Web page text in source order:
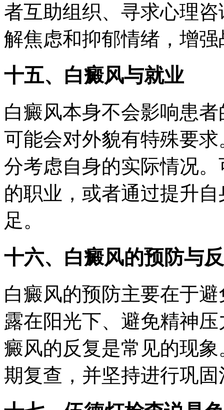
者互助组织、寻求心理
解焦虑和抑郁情绪，增
十五、白癜风与就业
白癜风本身不会影响患
可能会对外貌有特殊要
分考虑自身的实际情况
的职业，或者通过提升
足。
十六、白癜风的预防与
白癜风的预防主要在于
露在阳光下、避免精神
癜风的反复是常见的现
期复查，并坚持进行巩